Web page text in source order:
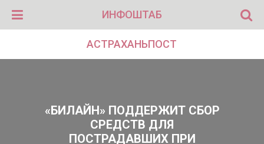
ИНФОШТАБ
АСТРАХАНЬПОСТ
«БИЛАЙН» ПОДДЕРЖИТ СБОР
СРЕДСТВ ДЛЯ
ПОСТРАДАВШИХ ПРИ